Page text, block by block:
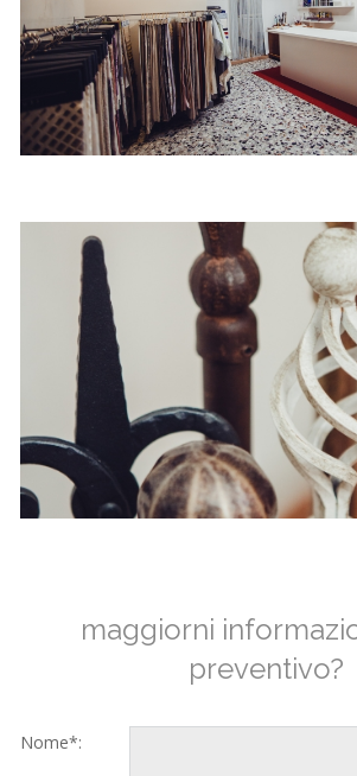
maggiorni
preventivo?
Nome*: